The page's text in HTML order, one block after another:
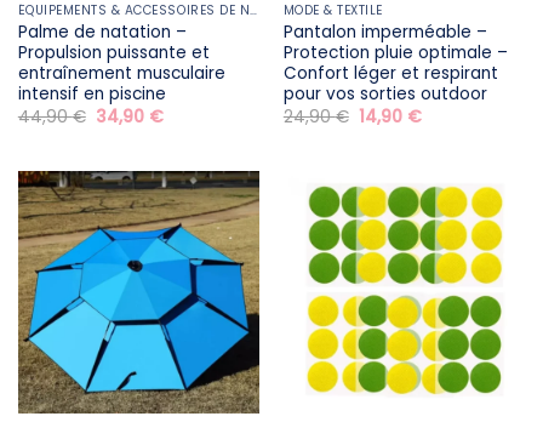
ÉQUIPEMENTS & ACCESSOIRES DE NATATION
Palme de natation –
Propulsion puissante et
entraînement musculaire
intensif en piscine
44,90€ Le
prix
44,90 €.
34,90 €Le
34,90 €.
MODE & TEXTILE
Pantalon imperméable –
Protection pluie optimale –
Confort léger et respirant
pour vos sorties outdoor
24,90€ Le
prix
14,90 €Le